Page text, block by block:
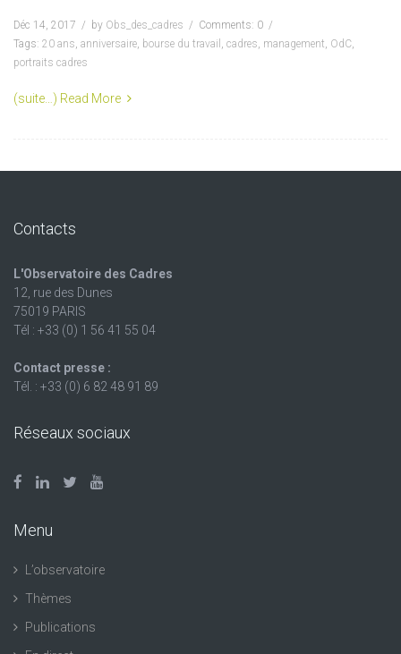
Déc 14, 2017 by Obs_des_cadres
Comments: 0
Tags: 20 ans anniversaire bourse du travail cadres management OdC
portraits cadres
(suite…) Read More
Contacts
L'Observatoire des Cadres
12, rue des Dunes
75019 PARIS
Tél : +33 (0) 1 56 41 55 04
Contact presse :
Tél. : +33 (0) 6 82 48 91 89
Réseaux sociaux
Menu
L’observatoire
Thèmes
Publications